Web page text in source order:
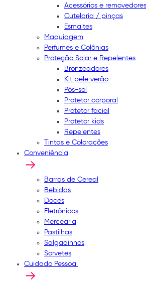
Acessórios e removedores
Cutelaria / pinças
Esmaltes
Maquiagem
Perfumes e Colônias
Proteção Solar e Repelentes
Bronzeadores
Kit pele verão
Pós-sol
Protetor corporal
Protetor facial
Protetor kids
Repelentes
Tintas e Colorações
Conveniência
Barras de Cereal
Bebidas
Doces
Eletrônicos
Mercearia
Pastilhas
Salgadinhos
Sorvetes
Cuidado Pessoal